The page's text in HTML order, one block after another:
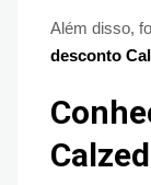
Além disso,
desconto